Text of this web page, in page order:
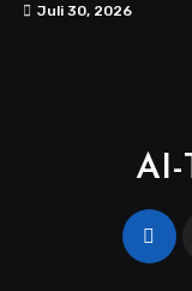
Juli 30, 2026
AI-